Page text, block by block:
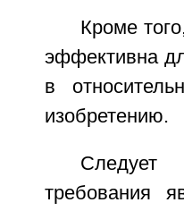
Кроме
эффективна
в
изобретению.
Следует
требования